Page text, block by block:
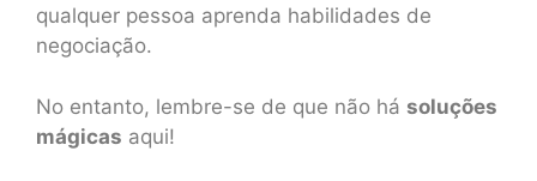
qualquer pessoa aprenda habilidades de
negociação.
No entanto, lembre-se de que não há soluções
mágicas aqui!